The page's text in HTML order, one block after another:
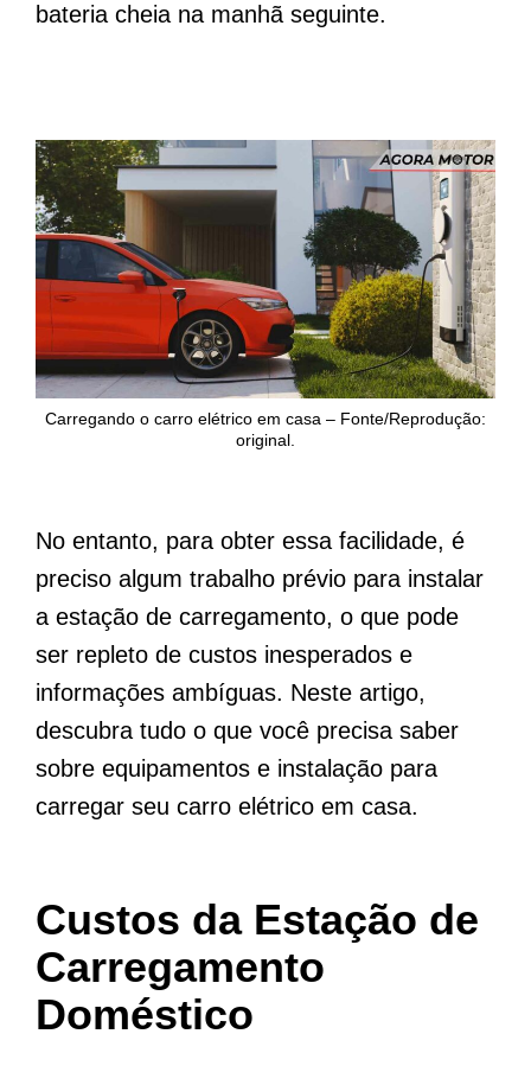
bateria cheia na manhã seguinte.
Carregando o carro elétrico em casa – Fonte/Reprodução:
original.
No entanto, para obter essa facilidade, é
preciso algum trabalho prévio para instalar
a estação de carregamento, o que pode
ser repleto de custos inesperados e
informações ambíguas. Neste artigo,
descubra tudo o que você precisa saber
sobre equipamentos e instalação para
carregar seu carro elétrico em casa.
Custos da Estação de
Carregamento
Doméstico